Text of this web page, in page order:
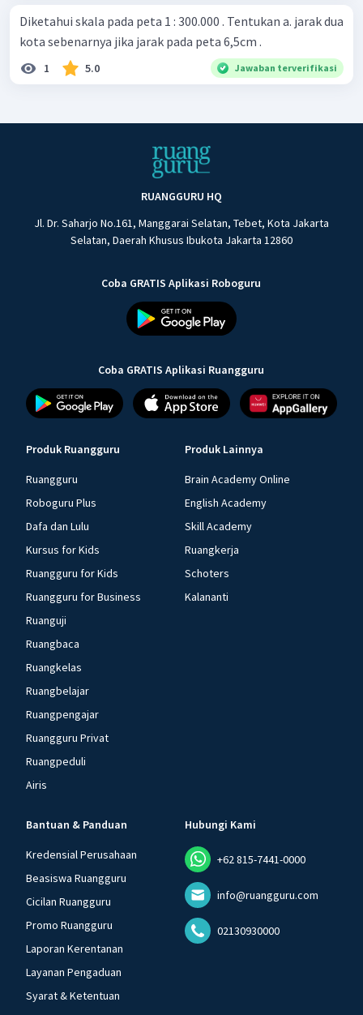
Diketahui skala pada peta 1 : 300.000 . Tentukan a. jarak dua
kota sebenarnya jika jarak pada peta 6,5cm .
1 5.0 Jawaban terverifikasi
RUANGGURU HQ
Jl. Dr. Saharjo No.161, Manggarai Selatan, Tebet, Kota Jakarta
Selatan, Daerah Khusus Ibukota Jakarta 12860
Coba GRATIS Aplikasi Roboguru
Coba GRATIS Aplikasi Ruangguru
Produk Ruangguru
Ruangguru
Roboguru Plus
Dafa dan Lulu
Kursus for Kids
Ruangguru for Kids
Ruangguru for Business
Ruanguji
Ruangbaca
Ruangkelas
Ruangbelajar
Ruangpengajar
Ruangguru Privat
Ruangpeduli
Airis
Produk Lainnya
Brain Academy Online
English Academy
Skill Academy
Ruangkerja
Schoters
Kalananti
Bantuan & Panduan
Kredensial Perusahaan
Beasiswa Ruangguru
Cicilan Ruangguru
Promo Ruangguru
Laporan Kerentanan
Layanan Pengaduan
Syarat & Ketentuan
Hubungi Kami
+62 815-7441-0000
info@ruangguru.com
02130930000